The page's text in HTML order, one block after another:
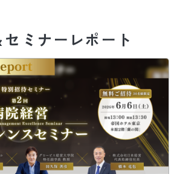
ミナーレポート